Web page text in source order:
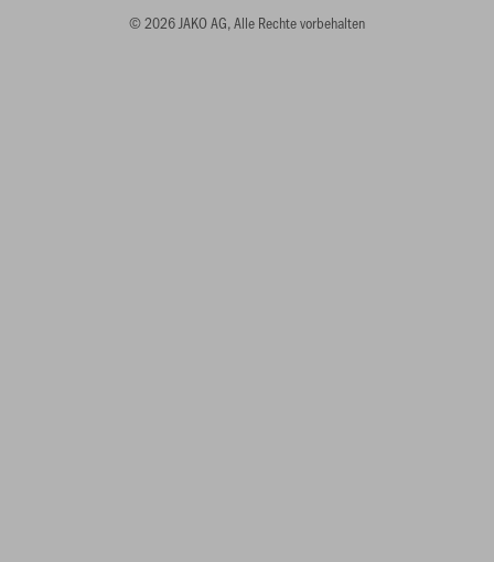
© 2026 JAKO AG, Alle Rechte vorbehalten